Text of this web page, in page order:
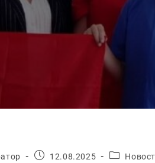
12.08.2025